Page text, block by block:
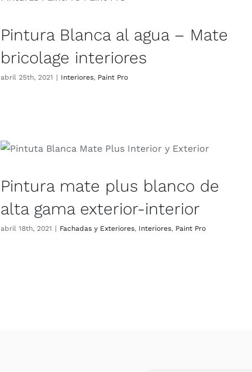
Pintura Blanca al agua – Mate
bricolage interiores
abril 25th, 2021 | Interiores, Paint Pro
Pintura mate plus blanco de
alta gama exterior-interior
abril 18th, 2021 | Fachadas y Exteriores, Interiores, Paint Pro